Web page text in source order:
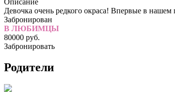
Девочка очень редкого окраса! Впервые в
Забронирован
В ЛЮБИМЦЫ
80000 руб.
Забронировать
Родители